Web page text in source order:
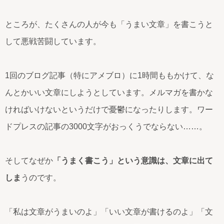
ところが、たくさんの人が今も「うまい文章」を書こうと
して悪戦苦闘しています。
1回のブログ記事（特にアメブロ）に1時間ももかけて、な
んとかいい文章にしようとしています。メルマガを書かな
ければいけないというだけで憂鬱になったりします。ワー
ドプレスの記事の3000文字がおっくうでならない……。
そしてなぜか 「うまく書こう」という意識は、文章に出て
しま うのです。
「私は文章がうまいのよ」「いい文章が書けるのよ」「文